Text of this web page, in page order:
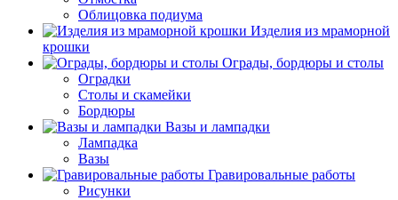
Облицовка подиума
Изделия из мраморной
крошки
Ограды, бордюры и столы
Оградки
Столы и скамейки
Бордюры
Вазы и лампадки
Лампадка
Вазы
Гравировальные работы
Рисунки